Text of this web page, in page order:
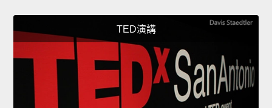
TED演講